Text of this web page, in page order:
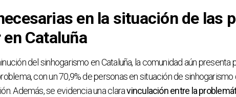
en la situación de las
Cataluña
del sinhogarismo en Cataluña, la comunidad aún presenta
con un 70,9% de personas en situación de sinhogarismo
Además, se evidencia una claravinculación entre la